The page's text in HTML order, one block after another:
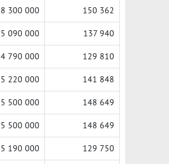
8 300 000 150 362
5 090 000 137 940
4 790 000 129 810
5 220 000 141 848
5 500 000 148 649
5 500 000 148 649
5 190 000 129 750